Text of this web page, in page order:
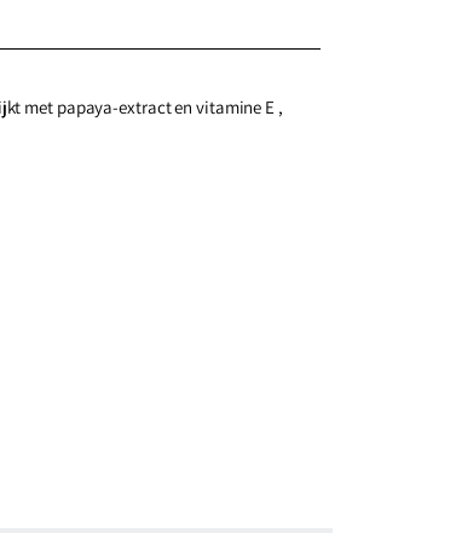
met papaya-extract en vitamine E ,